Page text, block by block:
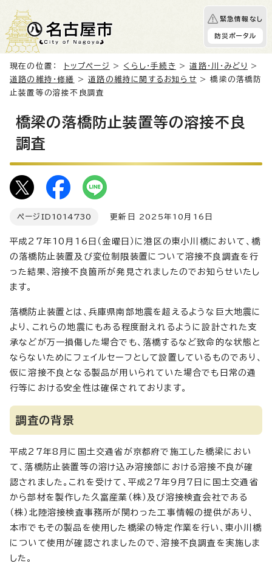
緊急情報なし
防災ポータル
現在の位置： トップページ > くらし・手続き >道路・川・みどり
>
道路の維持・修繕
>道路の維持に関するお知らせ > 橋梁の落橋防
止装置等の溶接不良調査
橋梁の落橋防止装置等の溶接不良
調査
ページID 1014730 更新日 2025年10月16日
平成27年10月16日（金曜日）に港区の東小川橋において、橋
の落橋防止装置及び変位制限装置について溶接不良調査を行
った結果、溶接不良箇所が発見されましたのでお知らせいたし
ます。
落橋防止装置とは、兵庫県南部地震を超えるような巨大地震に
より、これらの地震にもある程度耐えれるように設計された支
承などが万一損傷した場合でも、落橋するなど致命的な状態と
ならないためにフェイルセーフとして設置しているものであり、
仮に溶接不良となる製品が用いられていた場合でも日常の通
行等における安全性は確保されております。
調査の背景
平成27年8月に国土交通省が京都府で施工した橋梁におい
て、落橋防止装置等の溶け込み溶接部における溶接不良が確
認されました。これを受けて、平成27年9月7日に国土交通省
から部材を製作した久富産業（株）及び溶接検査会社である
（株）北陸溶接検査事務所が関わった工事情報の提供があり、
本市でもその製品を使用した橋梁の特定作業を行い、東小川橋
について使用が確認されましたので、溶接不良調査を実施しま
した。